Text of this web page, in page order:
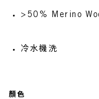
>50% Merino
冷水機洗
顏色